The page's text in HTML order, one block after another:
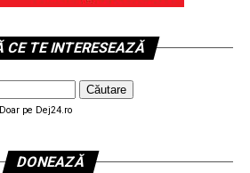
CE TE INTERESEAZĂ
Doar pe Dej24.ro
DONEAZĂ